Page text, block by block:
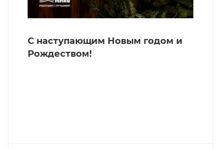
С наступающим Новым годом и
Рождеством!